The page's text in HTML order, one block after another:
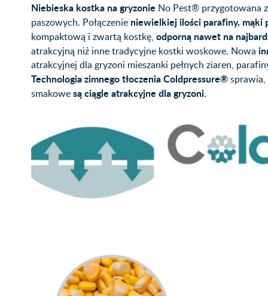
Niebieska kostka na gryzonie No Pest® przygotowana
paszowych. Połączenie niewielkiej ilości parafiny, mąki
kompaktową i zwartą kostkę, odporną nawet na
atrakcyjną niż inne tradycyjne kostki woskowe. Nowa
atrakcyjnej dla gryzoni mieszanki pełnych ziaren,
Technologia zimnego tłoczenia Coldpressure®
smakowesą ciągle atrakcyjne dla gryzoni.